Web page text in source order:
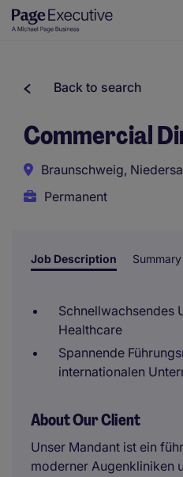
Back to search
Commercial
Braunschweig,
Permanent
Job Description Summary
Schnellwachsendes
Healthcare
Spannende
internationalen
About Our Client
Unser Mandant ist ein
moderner Augenkliniken